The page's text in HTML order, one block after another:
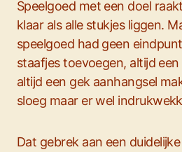
Speelgoed met een doel
klaar als alle stukjes liggen.
speelgoed had geen
staafjes toevoegen, altijd
altijd een gek aanhangsel
sloeg maar er wel
Dat gebrek aan een